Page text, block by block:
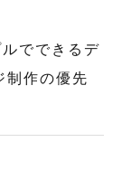
でできるデ
制作の優先